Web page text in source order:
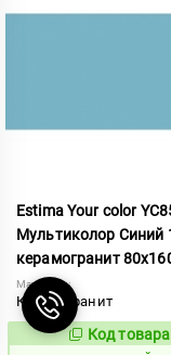
Estima Your color
Мультиколор Синий
керамогранит
Материал:
Керамогранит
1131045
Код